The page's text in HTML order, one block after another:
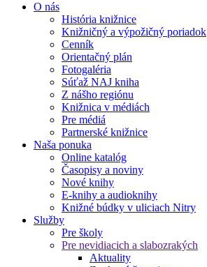
O nás
História knižnice
Knižničný a výpožičný poriadok
Cenník
Orientačný plán
Fotogaléria
Súťaž NAJ kniha
Z nášho regiónu
Knižnica v médiách
Pre médiá
Partnerské knižnice
Naša ponuka
Online katalóg
Časopisy a noviny
Nové knihy
E-knihy a audioknihy
Knižné búdky v uliciach Nitry
Služby
Pre školy
Pre nevidiacich a slabozrakých
Aktuality